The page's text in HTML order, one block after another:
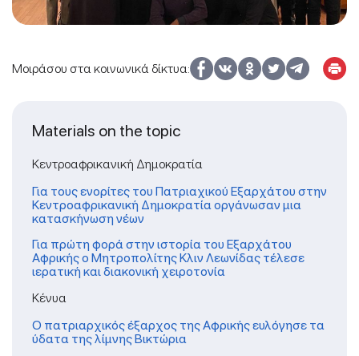
Μοιράσου στα κοινωνικά δίκτυα:
Materials on the topic
Κεντροαφρικανική Δημοκρατία
Για τους ενορίτες του Πατριαχικού Εξαρχάτου στην
Κεντροαφρικανική Δημοκρατία οργάνωσαν μια
κατασκήνωση νέων
Για πρώτη φορά στην ιστορία του Εξαρχάτου
Αφρικής ο Μητροπολίτης Κλιν Λεωνίδας τέλεσε
ιερατική και διακονική χειροτονία
Κένυα
Ο πατριαρχικός έξαρχος της Αφρικής ευλόγησε τα
ύδατα της λίμνης Βικτώρια